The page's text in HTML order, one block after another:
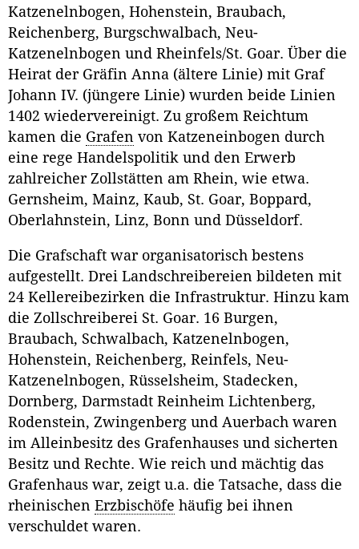
Katzenelnbogen, Hohenstein, Braubach,
Reichenberg, Burgschwalbach, Neu-
Katzenelnbogen und Rheinfels/St. Goar. Über die
Heirat der Gräfin Anna (ältere Linie) mit Graf
Johann IV. (jüngere Linie) wurden beide Linien
1402 wiedervereinigt. Zu großem Reichtum
kamen die Grafen von Katzeneinbogen durch
eine rege Handelspolitik und den Erwerb
zahlreicher Zollstätten am Rhein, wie etwa.
Gernsheim, Mainz, Kaub, St. Goar, Boppard,
Oberlahnstein, Linz, Bonn und Düsseldorf.
Die Grafschaft war organisatorisch bestens
aufgestellt. Drei Landschreibereien bildeten mit
24 Kellereibezirken die Infrastruktur. Hinzu kam
die Zollschreiberei St. Goar. 16 Burgen,
Braubach, Schwalbach, Katzenelnbogen,
Hohenstein, Reichenberg, Reinfels, Neu-
Katzenelnbogen, Rüsselsheim, Stadecken,
Dornberg, Darmstadt Reinheim Lichtenberg,
Rodenstein, Zwingenberg und Auerbach waren
im Alleinbesitz des Grafenhauses und sicherten
Besitz und Rechte. Wie reich und mächtig das
Grafenhaus war, zeigt u.a. die Tatsache, dass die
rheinischen Erzbischöfe häufig bei ihnen
verschuldet waren.